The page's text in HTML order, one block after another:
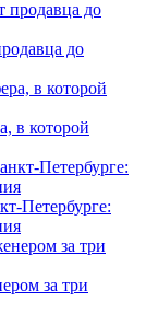
до
в которой
Петербурге:
за три